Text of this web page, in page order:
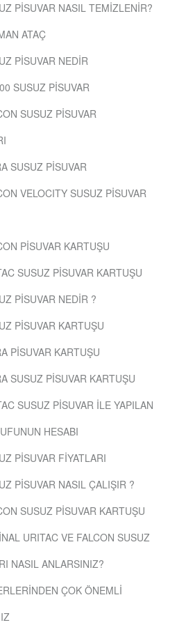
PİSUVAR NASIL TEMİZLENİR?
ATAÇ
PİSUVAR NEDİR
SUSUZ PİSUVAR
SUSUZ PİSUVAR
SUSUZ PİSUVAR
VELOCITY SUSUZ PİSUVAR
PİSUVAR KARTUŞU
SUSUZ PİSUVAR KARTUŞU
PİSUVAR NEDİR ?
PİSUVAR KARTUŞU
PİSUVAR KARTUŞU
SUSUZ PİSUVAR KARTUŞU
SUSUZ PİSUVAR İLE YAPILAN
HESABI
PİSUVAR FİYATLARI
PİSUVAR NASIL ÇALIŞIR ?
SUSUZ PİSUVAR KARTUŞU
URITAC VE FALCON SUSUZ
NASIL ANLARSINIZ?
ÇOK ÖNEMLİ